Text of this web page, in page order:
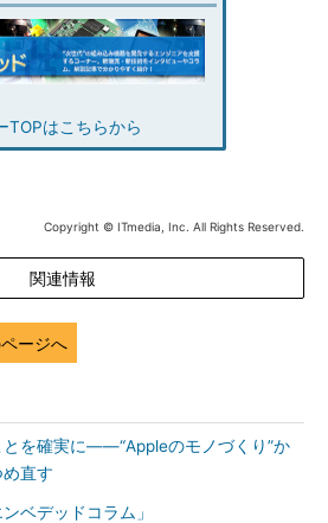
TOPはこちらから
Copyright © ITmedia, Inc. All Rights Reserved.
関連情報
ージへ
とを確実に――“Appleのモノづくり”か
直す
ベデッドコラム」